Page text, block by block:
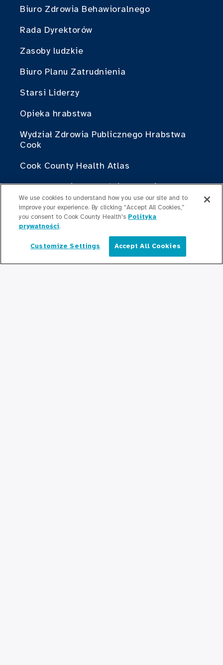
Biuro Zdrowia Behawioralnego
Rada Dyrektorów
Zasoby ludzkie
Biuro Planu Zatrudnienia
Starsi Liderzy
Opieka hrabstwa
Wydział Zdrowia Publicznego Hrabstwa
Cook
Cook County Health Atlas
Instytut Zmian w Służbie Zdrowia
Hrabstwa Cook
Brać w czymś udział
Współpraca z Cook County Health
Dla profesjonalistów
Polski
We use cookies to understand how you use our site and to
improve your experience. By clicking “Accept All Cookies,”
you consent to Cook County Health's Polityka
prywatności.
Customize Settings Accept All Cookies